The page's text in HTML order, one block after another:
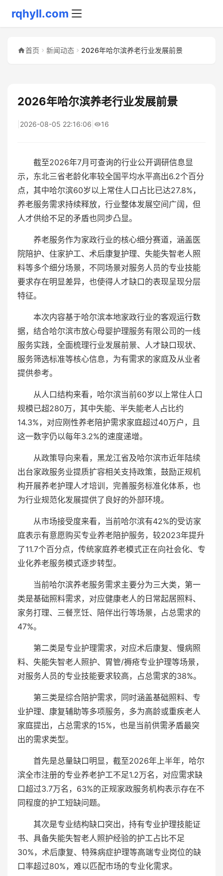
rqhyll.com
首页 新闻动态 2026年哈尔滨养老行业发展前景
2026年哈尔滨养老行业发展前景
2026-08-05 22:16:06 16
截至2026年7月可查询的行业公开调研信息显
示，东北三省老龄化率较全国平均水平高出6.2个百分
点，其中哈尔滨60岁以上常住人口占比已达27.8%，
养老服务需求持续释放，行业整体发展空间广阔，但
人才供给不足的矛盾也同步凸显。
养老服务作为家政行业的核心细分赛道，涵盖医
院陪护、住家护工、术后康复护理、失能失智老人照
料等多个细分场景，不同场景对服务人员的专业技能
要求存在明显差异，也使得人才缺口的表现呈现分层
特征。
本次内容基于哈尔滨本地家政行业的客观运行数
据，结合哈尔滨市放心母婴护理服务有限公司的一线
服务实践，全面梳理行业发展前景、人才缺口现状、
服务筛选标准等核心信息，为有需求的家庭及从业者
提供参考。
从人口结构来看，哈尔滨当前60岁以上常住人口
规模已超280万，其中失能、半失能老人占比约
14.3%，对应刚性养老陪护需求家庭超过40万户，且
这一数字仍以每年3.2%的速度递增。
从政策导向来看，黑龙江省及哈尔滨市近年陆续
出台家政服务业提质扩容相关支持政策，鼓励正规机
构开展养老护理人才培训，完善服务标准化体系，也
为行业规范化发展提供了良好的外部环境。
从市场接受度来看，当前哈尔滨有42%的受访家
庭表示有意愿购买专业养老陪护服务，较2023年提升
了11.7个百分点，传统家庭养老模式正在向社会化、专
业化养老服务模式逐步转型。
当前哈尔滨养老服务需求主要分为三大类，第一
类是基础照料需求，对应健康老人的日常起居照料、
家务打理、三餐烹饪、陪伴出行等场景，占总需求的
47%。
第二类是专业护理需求，对应术后康复、慢病照
料、失能失智老人照护、胃管/褥疮专业护理等场景，
对服务人员的专业技能要求较高，占总需求的38%。
第三类是综合陪护需求，同时涵盖基础照料、专
业护理、康复辅助等多项服务，多为高龄或重疾老人
家庭提出，占总需求的15%，也是当前供需矛盾最突
出的需求类型。
首先是总量缺口明显，截至2026年上半年，哈尔
滨全市注册的专业养老护工不足1.2万名，对应需求缺
口超过3.7万名，63%的正规家政服务机构表示存在不
同程度的护工短缺问题。
其次是专业结构缺口突出，持有专业护理技能证
书、具备失能失智老人照护经验的护工占比不足
30%，术后康复、特殊病症护理等高端专业岗位的缺
口率超过80%，难以匹配市场的专业化需求。